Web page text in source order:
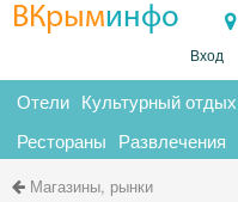
ВКрыминфо
Вход
Отели Культурный отдых
Рестораны Развлечения
Магазины, рынки